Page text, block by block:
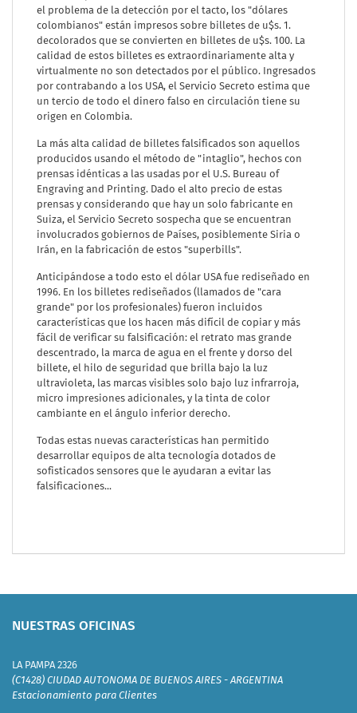
el problema de la detección por el tacto, los "dólares
colombianos" están impresos sobre billetes de u$s. 1.
decolorados que se convierten en billetes de u$s. 100. La
calidad de estos billetes es extraordinariamente alta y
virtualmente no son detectados por el público. Ingresados
por contrabando a los USA, el Servicio Secreto estima que
un tercio de todo el dinero falso en circulación tiene su
origen en Colombia.
La más alta calidad de billetes falsificados son aquellos
producidos usando el método de "intaglio", hechos con
prensas idénticas a las usadas por el U.S. Bureau of
Engraving and Printing. Dado el alto precio de estas
prensas y considerando que hay un solo fabricante en
Suiza, el Servicio Secreto sospecha que se encuentran
involucrados gobiernos de Países, posiblemente Siria o
Irán, en la fabricación de estos "superbills".
Anticipándose a todo esto el dólar USA fue rediseñado en
1996. En los billetes rediseñados (llamados de "cara
grande" por los profesionales) fueron incluidos
características que los hacen más difícil de copiar y más
fácil de verificar su falsificación: el retrato mas grande
descentrado, la marca de agua en el frente y dorso del
billete, el hilo de seguridad que brilla bajo la luz
ultravioleta, las marcas visibles solo bajo luz infrarroja,
micro impresiones adicionales, y la tinta de color
cambiante en el ángulo inferior derecho.
Todas estas nuevas características han permitido
desarrollar equipos de alta tecnología dotados de
sofisticados sensores que le ayudaran a evitar las
falsificaciones...
NUESTRAS OFICINAS
LA PAMPA 2326
(C1428) CIUDAD AUTONOMA DE BUENOS AIRES - ARGENTINA
Estacionamiento para Clientes